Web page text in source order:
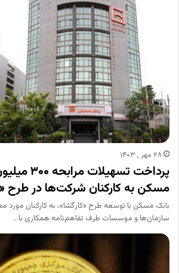
۲۸ مهر , ۱۴۰۳
پرداخت
مسکن به کارکنان شرکت‌ها در طرح
بانک مسکن با توسعه طرح «کارگشا»، به کارکنان
سازمان‌ها و موسسات طرف تفاهم‌نامه همکاری با…